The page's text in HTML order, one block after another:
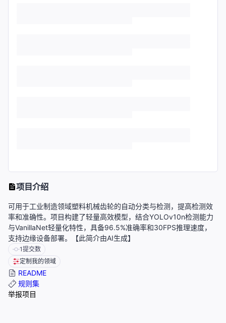
项目介绍
可用于工业制造领域塑料机械齿轮的自动分类与检测，提高检测效
率和准确性。项目构建了轻量高效模型，结合YOLOv10n检测能力
与VanillaNet轻量化特性，具备96.5%准确率和30FPS推理速度，
支持边缘设备部署。【此简介由AI生成】
1提交数
定制我的领域
README
规则集
举报项目